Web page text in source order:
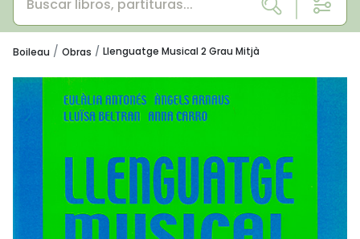
Boileau Obras Llenguatge Musical 2 Grau Mitjà